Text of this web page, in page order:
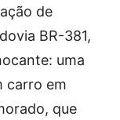
de
BR-381,
uma
carro em
que